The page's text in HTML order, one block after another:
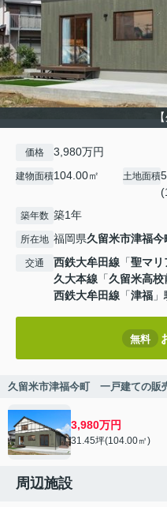
価格 3,980万円
建物面積104.00㎡ 土地面積
築年数 築1年
所在地 福岡県久留米市津福今
交通 西鉄大牟田線 「聖マリ
久大本線 「久留米高校
西鉄大牟田線 「津福
無料
久留米市津福今町 一戸建ての販
3,980万円
31.45坪(104.00㎡)
周辺施設